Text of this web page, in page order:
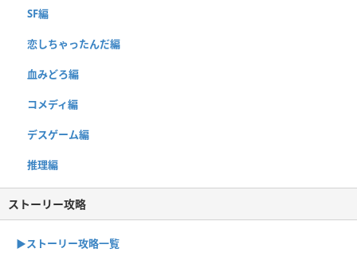
SF編
恋しちゃったんだ編
血みどろ編
コメディ編
デスゲーム編
推理編
ストーリー攻略
▶︎ストーリー攻略一覧